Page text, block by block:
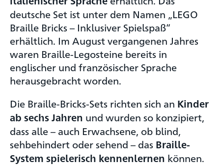
deutsche Set ist unter dem Namen „LEGO
Braille Bricks – Inklusiver Spielspaß“
erhältlich. Im August vergangenen Jahres
waren Braille-Legosteine bereits in
englischer und französischer Sprache
herausgebracht worden.
Die Braille-Bricks-Sets richten sich an Kinder
ab sechs Jahren und wurden so konzipiert,
dass alle – auch Erwachsene, ob blind,
sehbehindert oder sehend – das Braille-
System spielerisch kennenlernen können.